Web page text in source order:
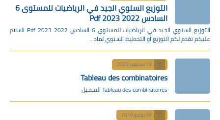
التوزيع السنوي الجيد في الرياضيات للمستوى 6
السادس 2022 2023 Pdf
التوزيع السنوي الجيد في الرياضيات للمستوى 6 السادس 2022 2023 Pdf السلام
عليكم نقدم لكم التوزيع أو التخطيط السنوي لماد…
19 سبتمبر 2020
Tableau des combinatoires
Tableau des combinatoires التحميل
09 يوليو 2019